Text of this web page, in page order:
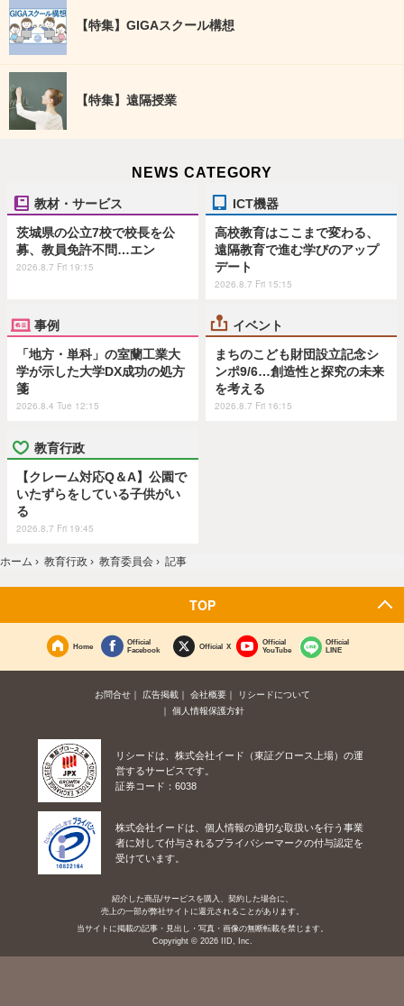
【特集】GIGAスクール構想
【特集】遠隔授業
NEWS CATEGORY
教材・サービス
茨城県の公立7校で校長を公
募、教員免許不問…エン
2026.8.7 Fri 19:15
ICT機器
高校教育はここまで変わる、
遠隔教育で進む学びのアップ
デート
2026.8.7 Fri 15:15
事例
「地方・単科」の室蘭工業大
学が示した大学DX成功の処方
箋
2026.8.4 Tue 12:15
イベント
まちのこども財団設立記念シ
ンポ9/6…創造性と探究の未来
を考える
2026.8.7 Fri 16:15
教育行政
【クレーム対応Q＆A】公園で
いたずらをしている子供がい
る
2026.8.7 Fri 19:45
ホーム › 教育行政 › 教育委員会 › 記事
TOP
Home
Official
Facebook
Official X
Official
YouTube
Official
LINE
お問合せ 広告掲載 会社概要
リシードについて
個人情報保護方針
リシードは、株式会社イード（東証グロース上場）の運
営するサービスです。
証券コード：6038
株式会社イードは、個人情報の適切な取扱いを行う事業
者に対して付与されるプライバシーマークの付与認定を
受けています。
紹介した商品/サービスを購入、契約した場合に、
売上の一部が弊社サイトに還元されることがあります。
当サイトに掲載の記事・見出し・写真・画像の無断転載を禁じます。
Copyright © 2026 IID, Inc.